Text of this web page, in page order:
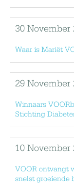
30 November
Waar is Mariët
29 November
Winnaars
Stichting
10 November
VOOR ontvangt
snelst groeiende